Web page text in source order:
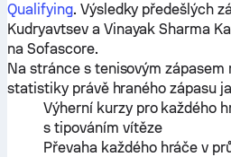
Qualifying. Výsledky předešlých
Kudryavtseva Vinayak Sharma
na Sofascore.
Na stránce s tenisovým
statistiky právě hraného zápasu
Výherní kurzy pro každého
s tipováním vítěze
Převaha každého hráče v